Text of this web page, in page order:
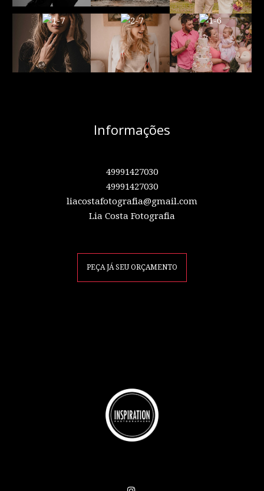
Informações
49991427030
49991427030
liacostafotografia@gmail.com
Lia Costa Fotografia
PEÇA JÁ SEU ORÇAMENTO